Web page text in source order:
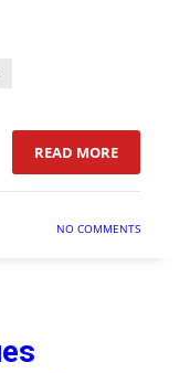
READ MORE:
NO COMMENTS